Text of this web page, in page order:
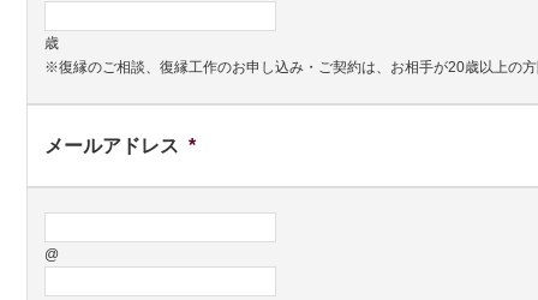
歳
※復縁のご相談、復縁工作のお申し込み・ご契約は、お相手が20歳以上の
メールアドレス *
@